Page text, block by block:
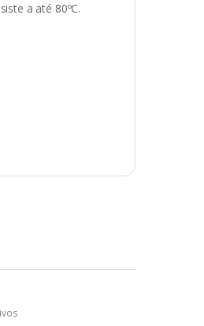
a até 80ºC.